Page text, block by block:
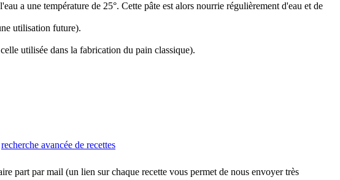
a une température de 25°. Cette pâte est alors nourrie régulièrement d'eau et de
utilisation future).
utilisée dans la fabrication du pain classique).
recherche avancée de recettes
part par mail (un lien sur chaque recette vous permet de nous envoyer très